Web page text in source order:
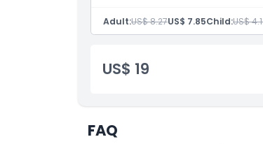
Comment s'y rendre
Comment échanger
Assistez à des spectacles
Participez à des séances
Immortalisez des moments
Adult:US$ 8.27US$ 7.85Child:US$
US$ 19
FAQ